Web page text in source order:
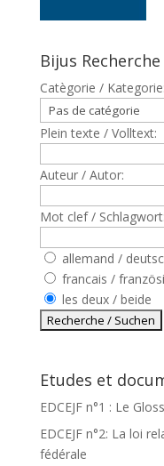
Bijus Recherche
Catègorie / Kategorie:
Plein texte / Volltext:
Auteur / Autor:
Mot clef / Schlagwort:
allemand /
francais /
les deux / beide
Etudes et
EDCEJF n°1 : Le
EDCEJF n°2: La loi
fédérale